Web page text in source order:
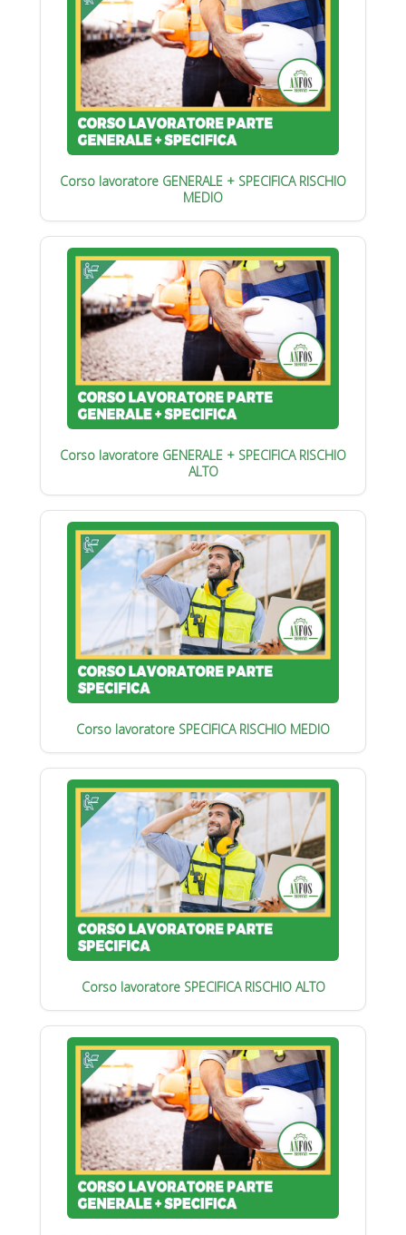
Corso lavoratore GENERALE + SPECIFICA RISCHIO
MEDIO
Corso lavoratore GENERALE + SPECIFICA RISCHIO
ALTO
Corso lavoratore SPECIFICA RISCHIO MEDIO
Corso lavoratore SPECIFICA RISCHIO ALTO